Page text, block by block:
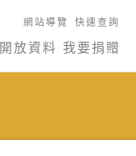
網站導覽 快速查詢
開放資料 我要捐贈